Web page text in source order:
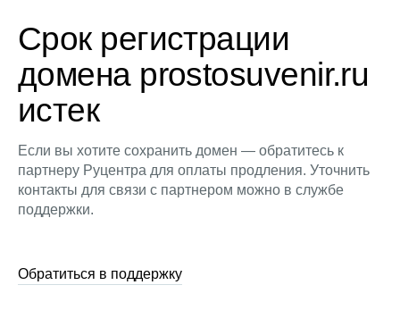
Срок регистрации
домена prostosuvenir.ru
истек
Если вы хотите сохранить домен — обратитесь к
партнеру Руцентра для оплаты продления. Уточнить
контакты для связи с партнером можно в службе
поддержки.
Обратиться в поддержку